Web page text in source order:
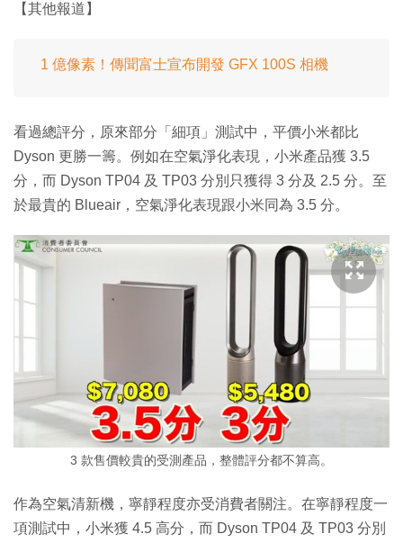
【其他報道】
1 億像素！傳聞富士宣布開發 GFX 100S 相機
看過總評分，原來部分「細項」測試中，平價小米都比
Dyson 更勝一籌。例如在空氣淨化表現，小米產品獲 3.5
分，而 Dyson TP04 及 TP03 分別只獲得 3 分及 2.5 分。至
於最貴的 Blueair，空氣淨化表現跟小米同為 3.5 分。
3 款售價較貴的受測產品，整體評分都不算高。
作為空氣清新機，寧靜程度亦受消費者關注。在寧靜程度一
項測試中，小米獲 4.5 高分，而 Dyson TP04 及 TP03 分別